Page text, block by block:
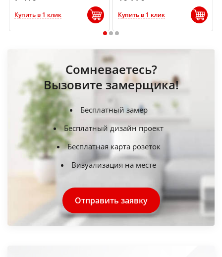
Купить в 1 клик Купить в 1 клик
1 2 3
Сомневаетесь?
Вызовите замерщика!
Бесплатный замер
Бесплатный дизайн проект
Бесплатная карта розеток
Визуализация на месте
Отправить заявку